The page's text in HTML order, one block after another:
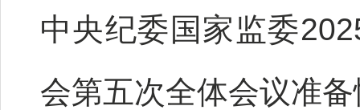
中央纪委国家监委
会第五次全体会议准